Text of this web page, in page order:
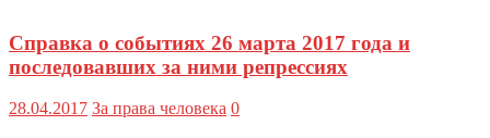
Справка о событиях 26 марта 2017 года и
последовавших за ними репрессиях
28.04.2017 За права человека 0